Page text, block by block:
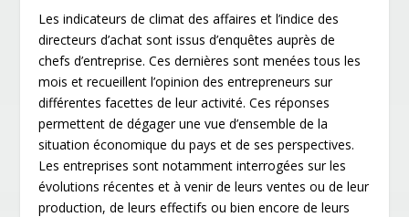
Les indicateurs de climat des affaires et l’indice des
directeurs d’achat sont issus d’enquêtes auprès de
chefs d’entreprise. Ces dernières sont menées tous les
mois et recueillent l’opinion des entrepreneurs sur
différentes facettes de leur activité. Ces réponses
permettent de dégager une vue d’ensemble de la
situation économique du pays et de ses perspectives.
Les entreprises sont notamment interrogées sur les
évolutions récentes et à venir de leurs ventes ou de leur
production, de leurs effectifs ou bien encore de leurs